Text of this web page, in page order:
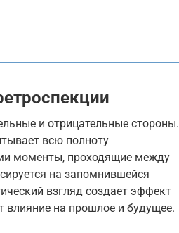
и отрицательные стороны.
всю полноту
моменты, проходящие между
на запомнившейся
взгляд создает эффект
влияние на прошлое и будущее.